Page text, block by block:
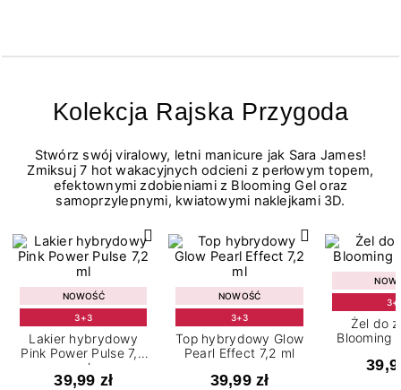
Kolekcja Rajska Przygoda
Stwórz swój viralowy, letni manicure jak Sara James!
Zmiksuj 7 hot wakacyjnych odcieni z perłowym topem,
efektownymi zdobieniami z Blooming Gel oraz
samoprzylepnymi, kwiatowymi naklejkami 3D.
NOWOŚĆ
3+3
Lakier hybrydowy
Pink Power Pulse 7,2
ml
39,99 zł
NOWOŚĆ
3+3
Top hybrydowy Glow
Pearl Effect 7,2 ml
39,99 zł
Żel do
Blooming